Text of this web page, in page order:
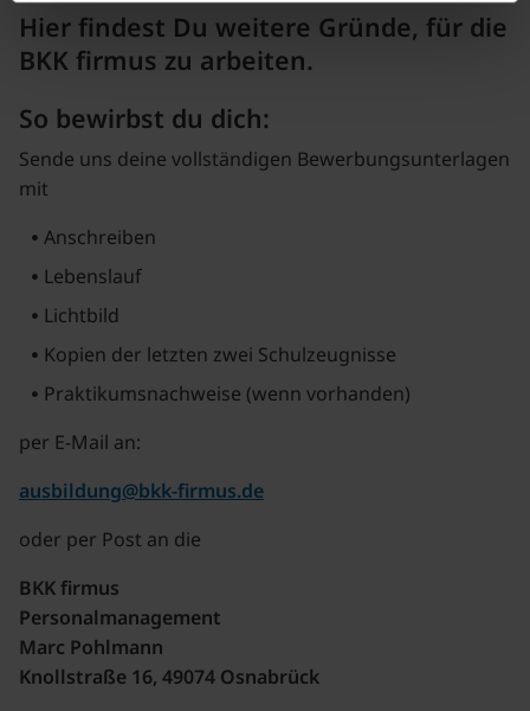
Hier findest Du weitere Gründe, für die
BKK firmus zu arbeiten.
So bewirbst du dich:
Sende uns deine vollständigen Bewerbungsunterlagen
mit
Anschreiben
Lebenslauf
Lichtbild
Kopien der letzten zwei Schulzeugnisse
Praktikumsnachweise (wenn vorhanden)
per E-Mail an:
ausbildung
bkk-firmus.de
oder per Post an die
BKK firmus
Personalmanagement
Marc Pohlmann
Knollstraße 16, 49074 Osnabrück